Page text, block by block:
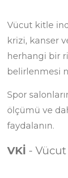
Vücut kitle
krizi, kanser
herhangi bir
belirlenmesi
Spor
ölçümü ve
faydalanın.
VKİ -